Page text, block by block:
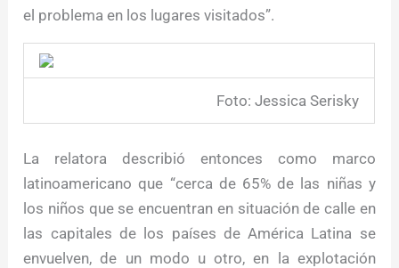
el problema en los lugares visitados”.
Foto: Jessica Serisky
La relatora describió entonces como marco
latinoamericano que “cerca de 65% de las niñas y
los niños que se encuentran en situación de calle en
las capitales de los países de América Latina se
envuelven, de un modo u otro, en la explotación